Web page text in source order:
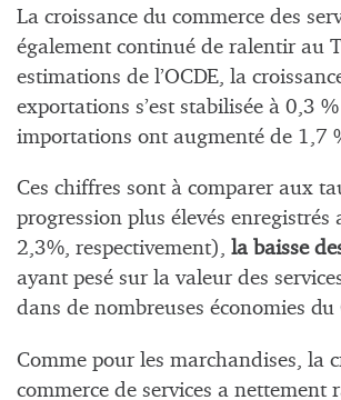
La croissance du commerce des
également continué de ralentir au
estimations de l’OCDE, la
exportations s’est stabilisée à 0,3
importations ont augmenté de 1,7
Ces chiffres sont à comparer aux
progression plus élevés
2,3%, respectivement), la baisse
ayant pesé sur la valeur des
dans de nombreuses économies du
Comme pour les marchandises, la
commerce de services a nettement